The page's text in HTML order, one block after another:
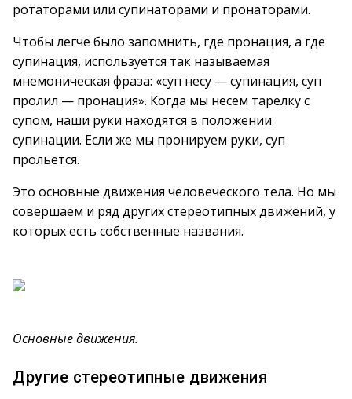
ротаторами или супинаторами и пронаторами.
Чтобы легче было запомнить, где пронация, а где
супинация, используется так называемая
мнемоническая фраза: «суп несу — супинация, суп
пролил — пронация». Когда мы несем тарелку с
супом, наши руки находятся в положении
супинации. Если же мы пронируем руки, суп
прольется.
Это основные движения человеческого тела. Но мы
совершаем и ряд других стереотипных движений, у
которых есть собственные названия.
Основные движения.
Другие стереотипные движения